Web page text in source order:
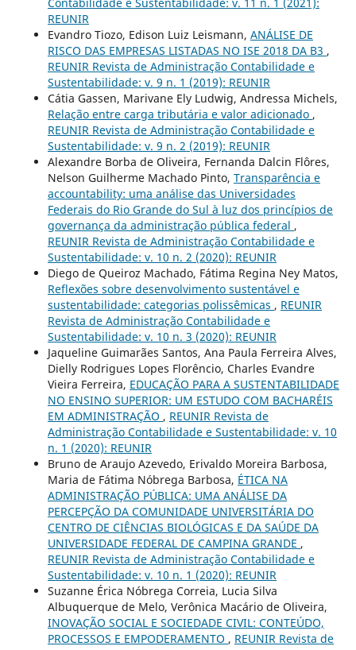
REUNIR
Evandro Tiozo, Edison Luiz Leismann, ANÁLISE DE
RISCO DAS EMPRESAS LISTADAS NO ISE 2018 DA B3 ,
REUNIR Revista de Administração Contabilidade e
Sustentabilidade: v. 9 n. 1 (2019): REUNIR
Cátia Gassen, Marivane Ely Ludwig, Andressa Michels,
Relação entre carga tributária e valor adicionado ,
REUNIR Revista de Administração Contabilidade e
Sustentabilidade: v. 9 n. 2 (2019): REUNIR
Alexandre Borba de Oliveira, Fernanda Dalcin Flôres,
Nelson Guilherme Machado Pinto, Transparência e
accountability: uma análise das Universidades
Federais do Rio Grande do Sul à luz dos princípios de
governança da administração pública federal ,
REUNIR Revista de Administração Contabilidade e
Sustentabilidade: v. 10 n. 2 (2020): REUNIR
Diego de Queiroz Machado, Fátima Regina Ney Matos,
Reflexões sobre desenvolvimento sustentável e
sustentabilidade: categorias polissêmicas , REUNIR
Revista de Administração Contabilidade e
Sustentabilidade: v. 10 n. 3 (2020): REUNIR
Jaqueline Guimarães Santos, Ana Paula Ferreira Alves,
Dielly Rodrigues Lopes Florêncio, Charles Evandre
Vieira Ferreira, EDUCAÇÃO PARA A SUSTENTABILIDADE
NO ENSINO SUPERIOR: UM ESTUDO COM BACHARÉIS
EM ADMINISTRAÇÃO , REUNIR Revista de
Administração Contabilidade e Sustentabilidade: v. 10
n. 1 (2020): REUNIR
Bruno de Araujo Azevedo, Erivaldo Moreira Barbosa,
Maria de Fátima Nóbrega Barbosa, ÉTICA NA
ADMINISTRAÇÃO PÚBLICA: UMA ANÁLISE DA
PERCEPÇÃO DA COMUNIDADE UNIVERSITÁRIA DO
CENTRO DE CIÊNCIAS BIOLÓGICAS E DA SAÚDE DA
UNIVERSIDADE FEDERAL DE CAMPINA GRANDE ,
REUNIR Revista de Administração Contabilidade e
Sustentabilidade: v. 10 n. 1 (2020): REUNIR
Suzanne Érica Nóbrega Correia, Lucia Silva
Albuquerque de Melo, Verônica Macário de Oliveira,
INOVAÇÃO SOCIAL E SOCIEDADE CIVIL: CONTEÚDO,
PROCESSOS E EMPODERAMENTO , REUNIR Revista de